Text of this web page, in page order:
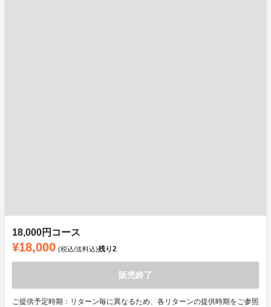
18,000円コース
¥18,000 (税込/送料込)残り2
販売終了
ご提供予定時期：リターン毎に異なるため、各リターンの提供時期をご参照